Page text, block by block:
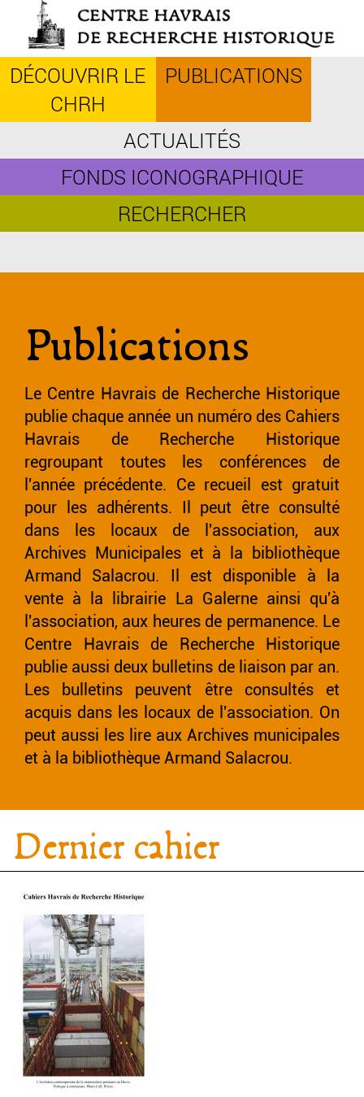
contenu
principal
DÉCOUVRIR LE
CHRH
PUBLICATIONS
ACTUALITÉS
FONDS ICONOGRAPHIQUE
RECHERCHER
Publications
Le Centre Havrais de Recherche Historique
publie chaque année un numéro des Cahiers
Havrais de Recherche Historique
regroupant toutes les conférences de
l'année précédente. Ce recueil est gratuit
pour les adhérents. Il peut être consulté
dans les locaux de l'association, aux
Archives Municipales et à la bibliothèque
Armand Salacrou. Il est disponible à la
vente à la librairie La Galerne ainsi qu'à
l'association, aux heures de permanence. Le
Centre Havrais de Recherche Historique
publie aussi deux bulletins de liaison par an.
Les bulletins peuvent être consultés et
acquis dans les locaux de l'association. On
peut aussi les lire aux Archives municipales
et à la bibliothèque Armand Salacrou.
Dernier cahier